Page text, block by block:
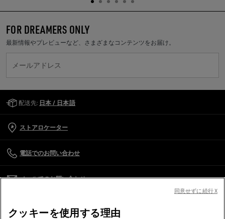
FOR DREAMERS ONLY
最新情報やプレビューなど、さまざまなコンテンツをお届け。
メールアドレス
配送先: 日本 / 日本語
ストアロケーター
電話でのお問い合わせ
メールでのお問い合わせ
クッキーを使用する理由
同意せずに続行 X